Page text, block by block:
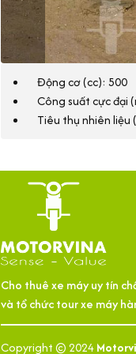
Động cơ (cc): 500
Công suất cực đại
Tiêu thụ nhiên liệu
Cho thuê xe máy uy tín
và tổ chức tour xe máy
Copyright © 2024